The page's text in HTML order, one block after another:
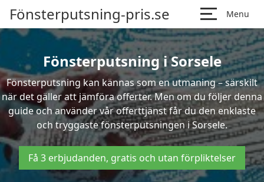
Fönsterputsning-pris.se Menu
Fönsterputsning i Sorsele
Fönsterputsning kan kännas som en utmaning – särskilt
när det gäller att jämföra offerter. Men om du följer denna
guide och använder vår offerttjänst får du den enklaste
och tryggaste fönsterputsningen i Sorsele.
Få 3 erbjudanden, gratis och utan förpliktelser